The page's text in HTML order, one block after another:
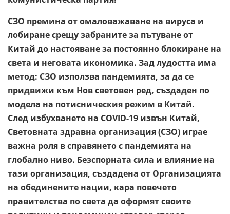
СЗО премина от омаловажаване на вируса и
лобиране срещу забраните за пътуване от
Китай до настояване за постоянно блокиране на
света и неговата икономика. Зад лудостта има
метод: СЗО използва пандемията, за да се
придвижи към Нов световен ред, създаден по
модела на потисническия режим в Китай.
След избухването на COVID-19 извън Китай,
Световната здравна организация (СЗО) играе
важна роля в справянето с пандемията на
глобално ниво. Безспорната сила и влияние на
тази организация, създадена от Организацията
на обединените нации, кара повечето
правителства по света да оформят своите